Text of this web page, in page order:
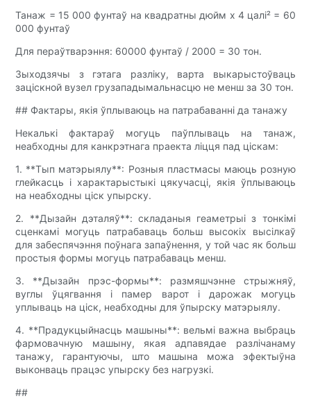
Танаж = 15 000 фунтаў на квадратны дюйм х 4 цалі² = 60
000 фунтаў
Для пераўтварэння: 60000 фунтаў / 2000 = 30 тон.
Зыходзячы з гэтага разліку, варта выкарыстоўваць
заціскной вузел грузападымальнасцю не менш за 30 тон.
## Фактары, якія ўплываюць на патрабаванні да танажу
Некалькі фактараў могуць паўплываць на танаж,
неабходны для канкрэтнага праекта ліцця пад ціскам:
1. **Тып матэрыялу**: Розныя пластмасы маюць розную
глейкасць і характарыстыкі цякучасці, якія ўплываюць
на неабходны ціск упырску.
2. **Дызайн дэталяў**: складаныя геаметрыі з тонкімі
сценкамі могуць патрабаваць больш высокіх высілкаў
для забеспячэння поўнага запаўнення, у той час як больш
простыя формы могуць патрабаваць менш.
3. **Дызайн прэс-формы**: размяшчэнне стрыжняў,
вуглы ўцягвання і памер варот і дарожак могуць
уплываць на ціск, неабходны для ўпырску матэрыялу.
4. **Прадукцыйнасць машыны**: вельмі важна выбраць
фармовачную машыну, якая адпавядае разлічанаму
танажу, гарантуючы, што машына можа эфектыўна
выконваць працэс упырску без нагрузкі.
##